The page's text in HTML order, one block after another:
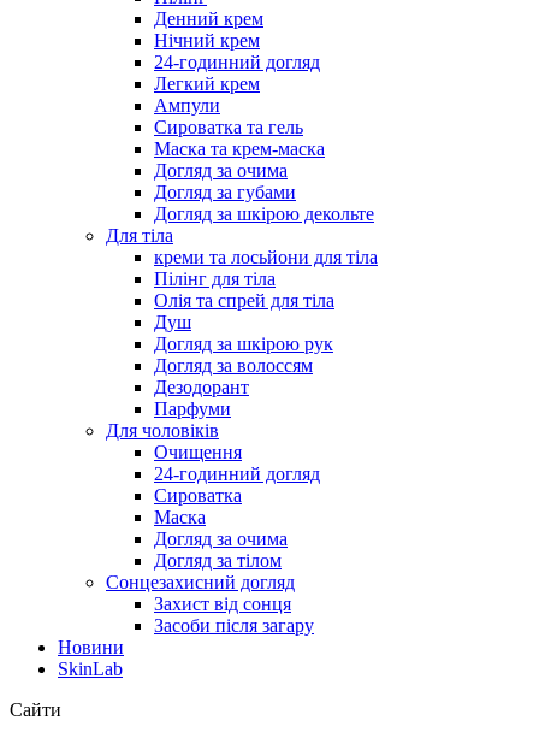
Денний крем
Нічний крем
24-годинний догляд
Легкий крем
Ампули
Сироватка та гель
Маска та крем-маска
Догляд за очима
Догляд за губами
Догляд за шкірою декольте
Для тіла
креми та лосьйони для тіла
Пілінг для тіла
Олія та спрей для тіла
Душ
Догляд за шкірою рук
Догляд за волоссям
Дезодорант
Парфуми
Для чоловіків
Очищення
24-годинний догляд
Сироватка
Маска
Догляд за очима
Догляд за тілом
Сонцезахисний догляд
Захист від сонця
Засоби після загару
Новини
SkinLab
Сайти